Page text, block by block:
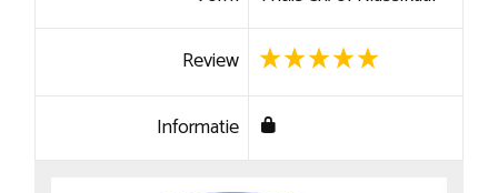
Review
Informatie